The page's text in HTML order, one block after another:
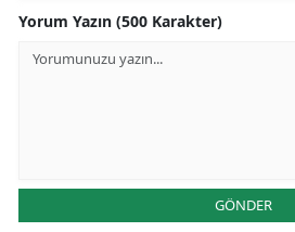
Yorum Yazın (500 Karakter)
GÖNDER